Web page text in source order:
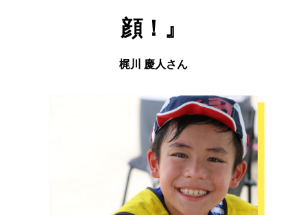
顔！』
梶川 慶人さん